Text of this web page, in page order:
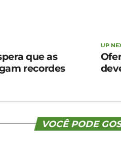
UP
que as
recordes
VOCÊ PODE